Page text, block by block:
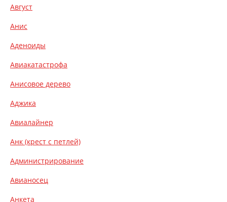
Август
Анис
Аденоиды
Авиакатастрофа
Анисовое дерево
Аджика
Авиалайнер
Анк (крест с петлей)
Администрирование
Авианосец
Анкета